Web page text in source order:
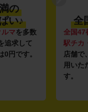
の
い♪
マを多数
追求して
円です。
全
全国47
駅チカ
店舗で
用いた
す。